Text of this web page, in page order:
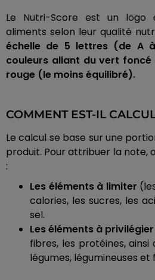
Le Nutri-Score est un logo
aliments selon leur qualité
échelle de 5 lettres (de A
couleurs allant du vert
rouge (le moins équilibré).
COMMENT EST-IL
Le calcul se base sur une
produit. Pour attribuer la note,
:
Les éléments à limiter
calories, les sucres, les
sel.
Les éléments à privilégier
fibres, les protéines,
légumes, légumineuses et